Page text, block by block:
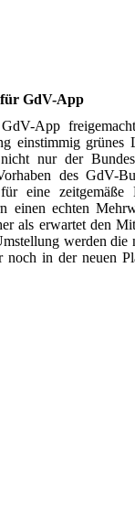
für GdV-App
App
einstimmig
nur der
des GdV-
eine
einen echten
als erwartet den
werden
in der neuen